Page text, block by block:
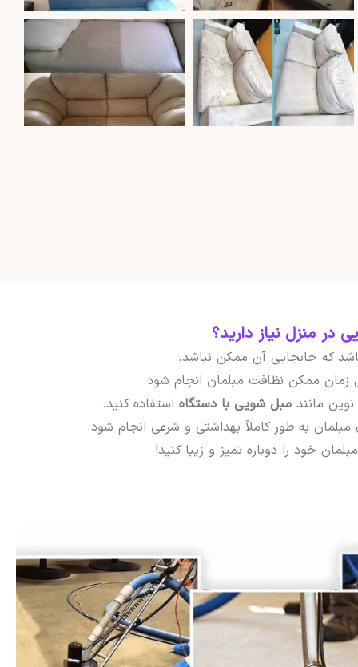
منزل نیاز دارید؟
که جابجایی آن ممکن نباشد.
زمان ممکن نظافت مبلمان انجام شود.
مانند مبل شویی با دستگاه استفاده کنید.
به طور کاملاً بهداشتی و شرعی انجام شود.
خود را دوباره تمیز و زیبا کنید!